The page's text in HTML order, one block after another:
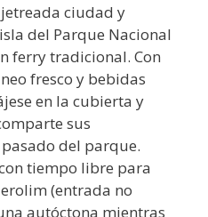
ciudad y
del Parque Nacional
ferry tradicional. Con
fresco y bebidas
en la cubierta y
sus
del parque.
tiempo libre para
(entrada no
autóctona mientras